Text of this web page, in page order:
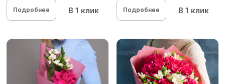
Подробнее В 1 клик Подробнее В 1 клик